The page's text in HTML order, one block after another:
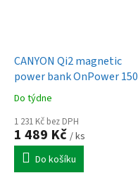
CANYON Qi2 magnetic
power bank OnPower 150
15000mAh Aluminium Dark
grey
Do týdne
1 231 Kč bez DPH
1 489 Kč / ks
Do košíku